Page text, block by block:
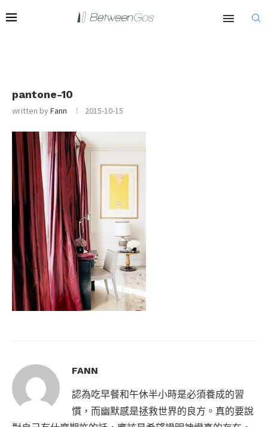
pantone-10
written byFann 2015-10-15
FANN
認為吃早餐和午休半小時是必須養成的習
慣，而幽默感是拯救世界的良方。真的要說